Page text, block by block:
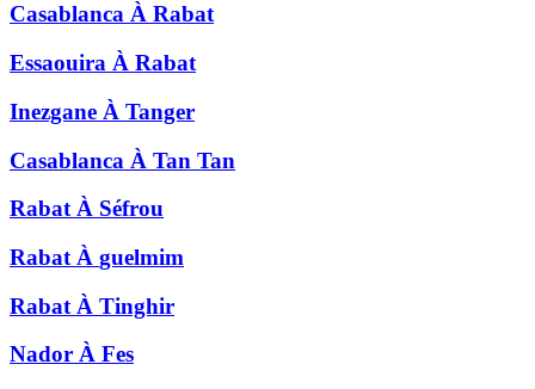
Casablanca À Rabat
Essaouira À Rabat
Inezgane À Tanger
Casablanca À Tan Tan
Rabat À Séfrou
Rabat À guelmim
Rabat À Tinghir
Nador À Fes